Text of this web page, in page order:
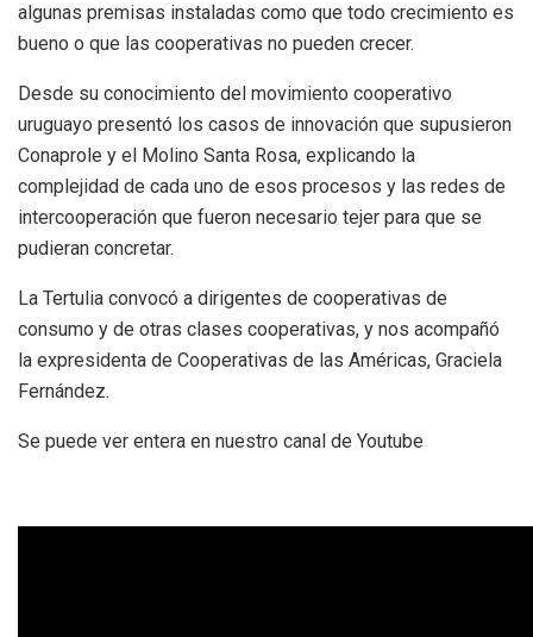
algunas premisas instaladas como que todo crecimiento es
bueno o que las cooperativas no pueden crecer.
Desde su conocimiento del movimiento cooperativo
uruguayo presentó los casos de innovación que supusieron
Conaprole y el Molino Santa Rosa, explicando la
complejidad de cada uno de esos procesos y las redes de
intercooperación que fueron necesario tejer para que se
pudieran concretar.
La Tertulia convocó a dirigentes de cooperativas de
consumo y de otras clases cooperativas, y nos acompañó
la expresidenta de Cooperativas de las Américas, Graciela
Fernández.
Se puede ver entera en nuestro canal de Youtube